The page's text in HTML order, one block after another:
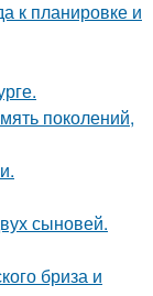
к планировке и
поколений,
сыновей.
бриза и